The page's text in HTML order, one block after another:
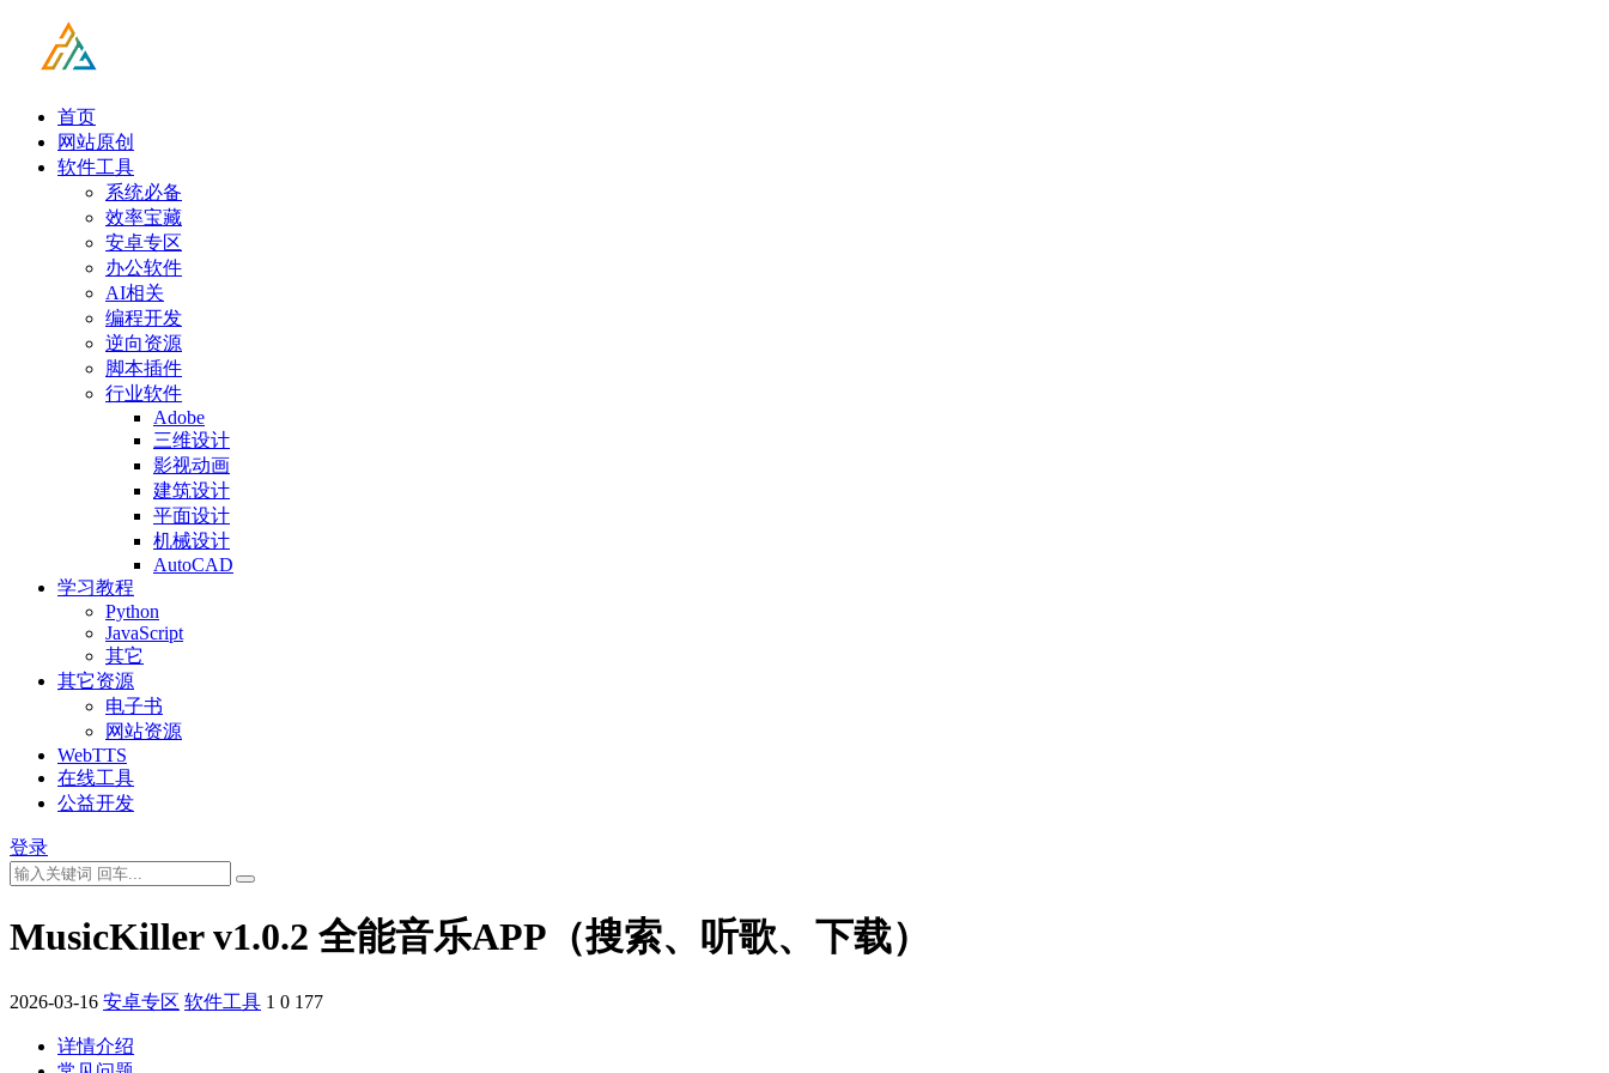
首页
网站原创
软件工具
系统必备
效率宝藏
安卓专区
办公软件
AI相关
编程开发
逆向资源
脚本插件
行业软件
Adobe
三维设计
影视动画
建筑设计
平面设计
机械设计
AutoCAD
学习教程
Python
JavaScript
其它
其它资源
电子书
网站资源
WebTTS
在线工具
公益开发
登录
MusicKiller v1.0.2 全能音乐APP（搜索、听歌、下载）
2026-03-16 安卓专区 软件工具 1 0 177
详情介绍